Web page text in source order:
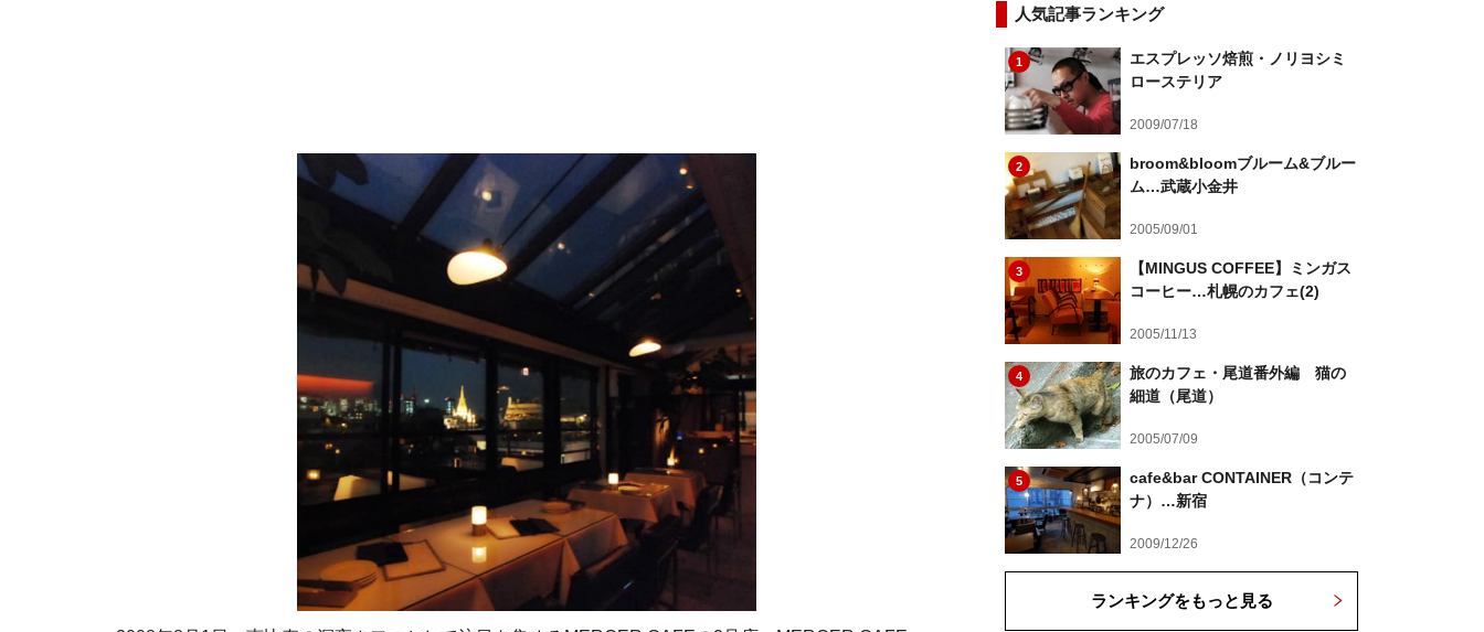
人気記事ランキング
1
エスプレッソ焙煎・ノリヨシミ
ローステリア
2009/07/18
2
broom&bloomブルーム&ブルー
ム…武蔵小金井
2005/09/01
3
【MINGUS COFFEE】ミンガス
コーヒー…札幌のカフェ(2)
2005/11/13
4
旅のカフェ・尾道番外編 猫の
細道（尾道）
2005/07/09
5
cafe&bar CONTAINER（コンテ
ナ）…新宿
2009/12/26
ランキングをもっと見る